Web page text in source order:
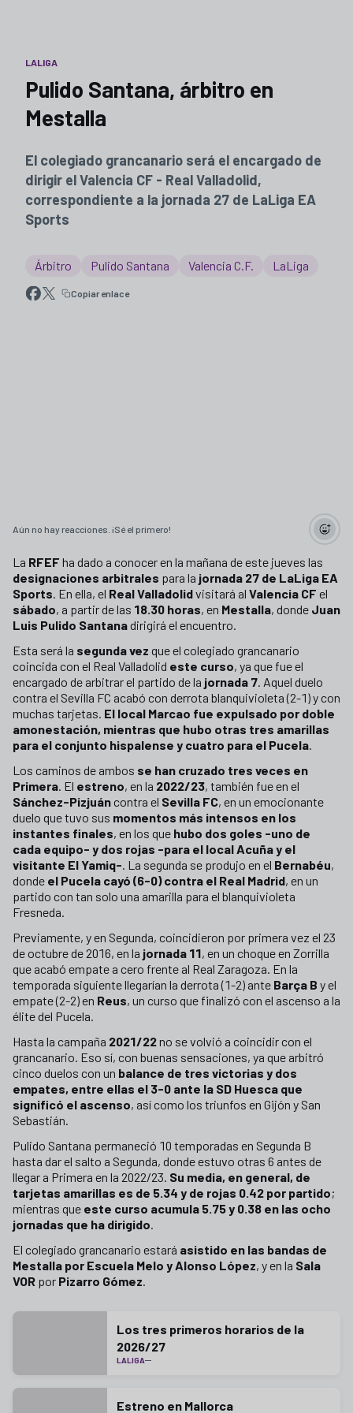
LALIGA
Pulido Santana, árbitro en
Mestalla
El colegiado grancanario será el encargado de
dirigir el Valencia CF - Real Valladolid,
correspondiente a la jornada 27 de LaLiga EA
Sports
Árbitro Pulido Santana Valencia C.F. LaLiga
Copiar enlace
Aún no hay reacciones. ¡Sé el primero!
La RFEF ha dado a conocer en la mañana de este jueves las
designaciones arbitrales para la jornada 27 de LaLiga EA
Sports. En ella, el Real Valladolidvisitará al Valencia CF el
sábado, a partir de las 18.30 horas, en Mestalla, donde Juan
Luis Pulido Santanadirigirá el encuentro.
Esta será la segunda vez que el colegiado grancanario
coincida con el Real Valladolid este curso, ya que fue el
encargado de arbitrar el partido de la jornada 7. Aquel duelo
contra el Sevilla FC acabó con derrota blanquivioleta (2-1) y con
muchas tarjetas. El local Marcao fue expulsado por doble
amonestación, mientras que hubo otras tres amarillas
para el conjunto hispalense y cuatro para el Pucela.
Los caminos de ambos se han cruzado tres veces en
Primera. El estreno, en la 2022/23, también fue en el
Sánchez-Pizjuáncontra el Sevilla FC, en un emocionante
duelo que tuvo sus momentos más intensos en los
instantes finales, en los que hubo dos goles -uno de
cada equipo- y dos rojas -para el local Acuña y el
visitante El Yamiq-. La segunda se produjo en el Bernabéu,
donde el Pucela cayó (6-0) contra el Real Madrid, en un
partido con tan solo una amarilla para el blanquivioleta
Fresneda.
Previamente, y en Segunda, coincidieron por primera vez el 23
de octubre de 2016, en la jornada 11, en un choque en Zorrilla
que acabó empate a cero frente al Real Zaragoza. En la
temporada siguiente llegarían la derrota (1-2) ante Barça B y el
empate (2-2) en Reus, un curso que finalizó con el ascenso a la
élite del Pucela.
Hasta la campaña 2021/22no se volvió a coincidir con el
grancanario. Eso sí, con buenas sensaciones, ya que arbitró
cinco duelos con un balance de tres victorias y dos
empates, entre ellas el 3-0 ante la SD Huesca que
significó el ascenso, así como los triunfos en Gijón y San
Sebastián.
Pulido Santana permaneció 10 temporadas en Segunda B
hasta dar el salto a Segunda, donde estuvo otras 6 antes de
llegar a Primera en la 2022/23. Su media, en general, de
tarjetas amarillas es de 5.34 y de rojas 0.42 por partido;
mientras que este curso acumula 5.75 y 0.38 en las ocho
jornadas que ha dirigido.
El colegiado grancanario estará asistido en las bandas de
Mestalla por Escuela Melo y Alonso López, y en la Sala
VOR por Pizarro Gómez.
Los tres primeros horarios de la
2026/27
LALIGA
Estreno en Mallorca